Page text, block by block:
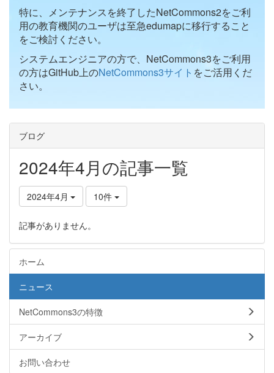
特に、メンテナンスを終了したNetCommons2をご利
用の教育機関のユーザは至急edumapに移行すること
をご検討ください。
システムエンジニアの方で、NetCommons3をご利用
の方はGitHub上のNetCommons3サイト をご活用くだ
さい。
ブログ
2024年4月の記事一覧
2024年4月 10件
記事がありません。
ホーム
ニュース
NetCommons3の特徴
アーカイブ
お問い合わせ